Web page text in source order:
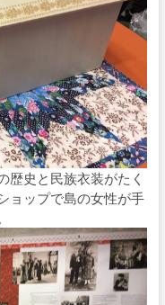
歴史と民族衣装がたく
ョップで島の女性が手